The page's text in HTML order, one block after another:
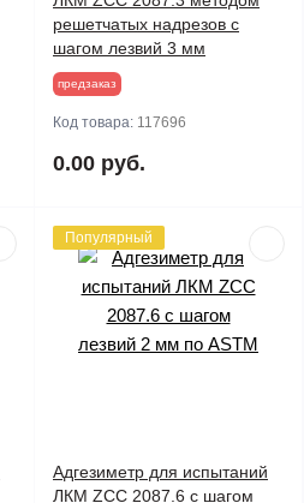
решетчатых надрезов с
шагом лезвий 3 мм
предзаказ
Код товара: 117696
0.00 руб.
Популярный
Адгезиметр для испытаний
ЛКМ ZCC 2087.6 с шагом